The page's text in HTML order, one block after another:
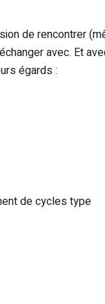
de rencontrer
avec. Et
égards :
de cycles type